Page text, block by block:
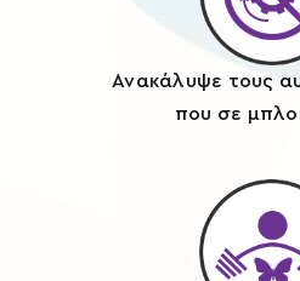
Ανακάλυψε τους
που σε